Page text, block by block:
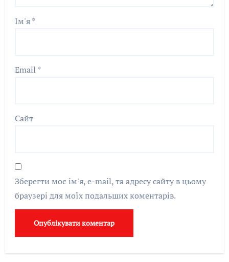
Ім'я*
Email *
Сайт
Зберегти моє ім'я, e-mail, та адресу сайту в цьому
браузері для моїх подальших коментарів.